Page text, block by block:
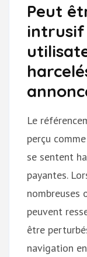
Peut
Le
perçu
se sentent
payantes.
nombreuses
peuvent
être
navigation